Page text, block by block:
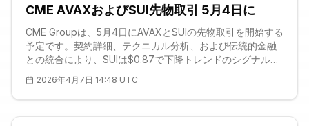
CME AVAXおよびSUI先物取引 5月4日に
CME Groupは、5月4日にAVAXとSUIの先物取引を開始する
予定です。契約詳細、テクニカル分析、および伝統的金融
との統合により、SUIは$0.87で下降トレンドのシグナルを
があります。
2026年4月7日 14:48 UTC